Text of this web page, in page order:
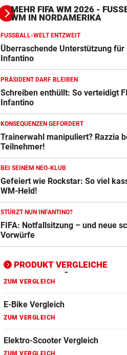
MEHR FIFA WM 2026 -
M IN NORDAMERIKA
FUSSBALL-WELT ENTZWEIT
Überraschende Unterstützung für
Infantino
PRÄSIDENT DARF BLEIBEN
Schreiben enthüllt: So verteidigt
Infantino
KONSEQUENZEN GEFORDERT
Trainerwahl manipuliert? Razzia
Teilnehmer!
BEI SEINEM NEO-KLUB
Gefeiert wie Rockstar: So viel
WM-Held!
STÜRZT NUN INFANTINO?
FIFA: Notfallsitzung – und neue
Vorwürfe
PRODUKT VERGLEICHE
Action-Cam Vergleich
ZUM VERGLEICH
Crosstrainer Vergleich
ZUM VERGLEICH
ZUM VERGLEICH
Elektro-Scooter Vergleich
ZUM VERGLEICH
Ergometer Vergleich
ZUM VERGLEICH
Fahrrad Test
Fahrradanhänger Vergleich